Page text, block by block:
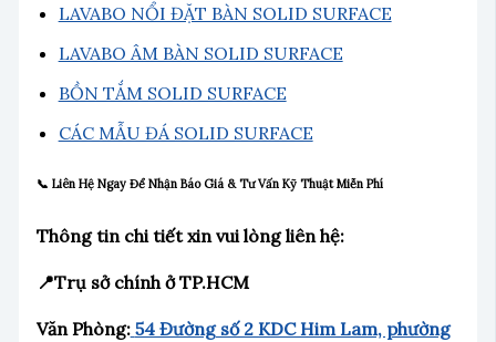
LAVABO NỔI ĐẶT BÀN SOLID SURFACE
LAVABO ÂM BÀN SOLID SURFACE
BỒN TẮM SOLID SURFACE
CÁC MẪU ĐÁ SOLID SURFACE
📞 Liên Hệ Ngay Để Nhận Báo Giá & Tư Vấn Kỹ Thuật Miễn Phí
Thông tin chi tiết xin vui lòng liên hệ:
📍Trụ sở chính ở TP.HCM
Văn Phòng: 54 Đường số 2 KDC Him Lam, phường